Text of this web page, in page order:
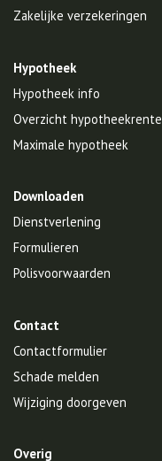
Zakelijke verzekeringen
Hypotheek
Hypotheek info
Overzicht hypotheekrente
Maximale hypotheek
Downloaden
Dienstverlening
Formulieren
Polisvoorwaarden
Contact
Contactformulier
Schade melden
Wijziging doorgeven
Overig